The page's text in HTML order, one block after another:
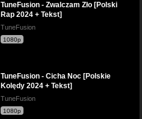
TuneFusion - Zwalczam Zło [Polski
Rap 2024 + Tekst]
TuneFusion
1080p
TuneFusion - Cicha Noc [Polskie
Kolędy 2024 + Tekst]
TuneFusion
1080p